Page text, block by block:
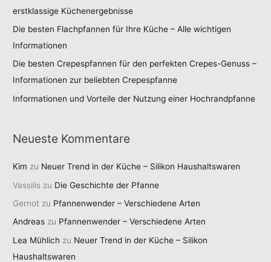
erstklassige Küchenergebnisse
Die besten Flachpfannen für Ihre Küche – Alle wichtigen
Informationen
Die besten Crepespfannen für den perfekten Crepes-Genuss –
Informationen zur beliebten Crepespfanne
Informationen und Vorteile der Nutzung einer Hochrandpfanne
Neueste Kommentare
Kim zu Neuer Trend in der Küche – Silikon Haushaltswaren
Vassilis zu Die Geschichte der Pfanne
Gernot zu Pfannenwender – Verschiedene Arten
Andreas zu Pfannenwender – Verschiedene Arten
Lea Mühlich zu Neuer Trend in der Küche – Silikon
Haushaltswaren